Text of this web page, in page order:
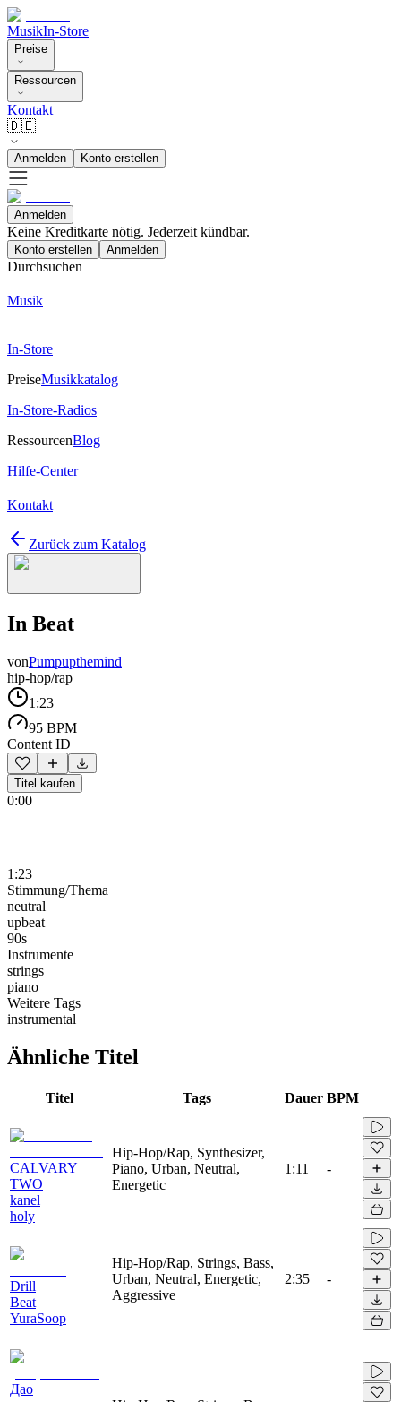
MusikIn-Store
Preise
Ressourcen
Kontakt
🇩🇪
Anmelden Konto erstellen
Anmelden
Keine Kreditkarte nötig. Jederzeit kündbar.
Konto erstellen Anmelden
Durchsuchen
Musik
In-Store
PreiseMusikkatalog
In-Store-Radios
RessourcenBlog
Hilfe-Center
Kontakt
Zurück zum Katalog
In Beat
vonPumpupthemind
hip-hop/rap
1:23
95 BPM
Content ID
Titel kaufen
0:00
1:23
Stimmung/Thema
neutral
upbeat
90s
Instrumente
strings
piano
Weitere Tags
instrumental
Ähnliche Titel
Titel Tags Dauer BPM
CALVARY
TWO
kanel
holy
Hip-Hop/Rap, Synthesizer,
Piano, Urban, Neutral,
Energetic
1:11 -
Drill
Beat
YuraSoop
Hip-Hop/Rap, Strings, Bass,
Urban, Neutral, Energetic,
Aggressive
2:35 -
Дао